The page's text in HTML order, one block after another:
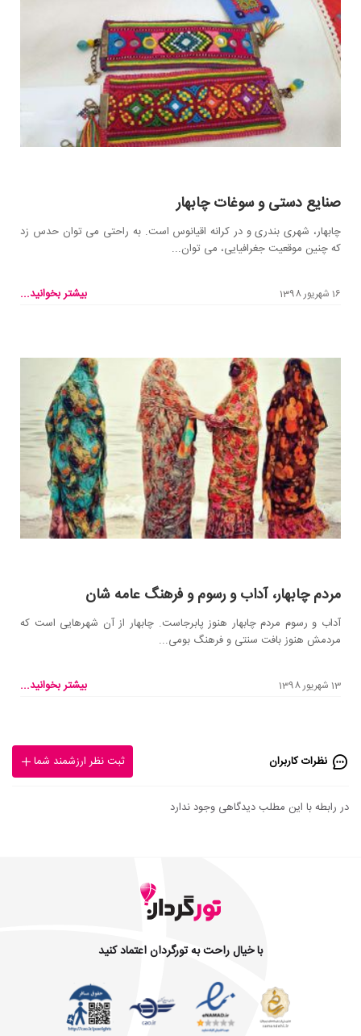
صنایع دستی و سوغات چابهار
چابهار، شهری بندری و در کرانه اقیانوس است. به راحتی می توان حدس زد
که چنین موقعیت جغرافیایی، می توان...
16 شهریور 1398 بیشتر بخوانید...
مردم چابهار، آداب و رسوم و فرهنگ عامه شان
آداب و رسوم مردم چابهار هنوز پابرجاست. چابهار از آن شهرهایی است که
مردمش هنوز بافت سنتی و فرهنگ بومی...
13 شهریور 1398 بیشتر بخوانید...
نظرات کاربران ثبت نظر ارزشمند شما
در رابطه با این مطلب دیدگاهی وجود ندارد
با خیال راحت به تورگردان اعتماد کنید